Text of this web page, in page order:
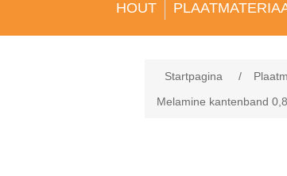
HOUT
Startpagina /
Melamine kantenband